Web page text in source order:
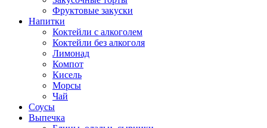
Фруктовые закуски
Напитки
Коктейли с алкоголем
Коктейли без алкоголя
Лимонад
Компот
Кисель
Морсы
Чай
Соусы
Выпечка